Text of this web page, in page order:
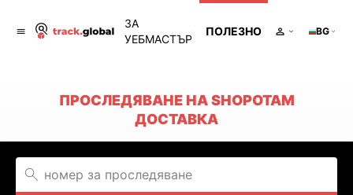
ЗА
УЕБМАСТЪР
ПОЛЕЗНО BG
ПРОСЛЕДЯВАНЕ НА SHOPOTAM
ДОСТАВКА